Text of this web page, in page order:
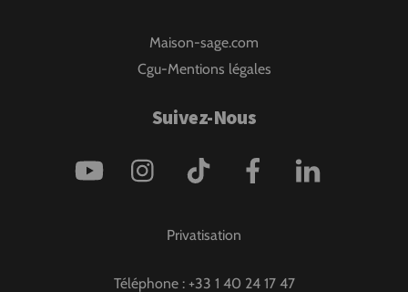
Maison-sage.com
Cgu-Mentions légales
Suivez-Nous
Privatisation
Téléphone : +33 1 40 24 17 47